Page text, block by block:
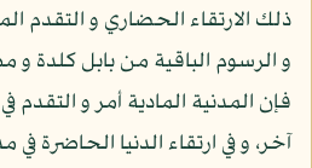
ذلك الارتقاء الحضاري و التقدم
و الرسوم الباقية من بابل كلدة و
فإن المدنية المادية أمر و التقدم
آخر، و في ارتقاء الدنيا الحاضرة في